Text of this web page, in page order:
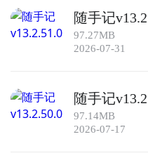
策，并记录您的投资交易
6. 《金融记账本》：一
7. 《财务计算器》：一款
种财务计算功能，包括
随手记
97.27MB
2026-07-31
随手记
97.14MB
2026-07-17